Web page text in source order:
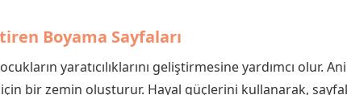
Boyama Sayfaları
yaratıcılıklarını geliştirmesine yardımcı olur.
için bir zemin oluşturur. Hayal güçlerini kullanarak,